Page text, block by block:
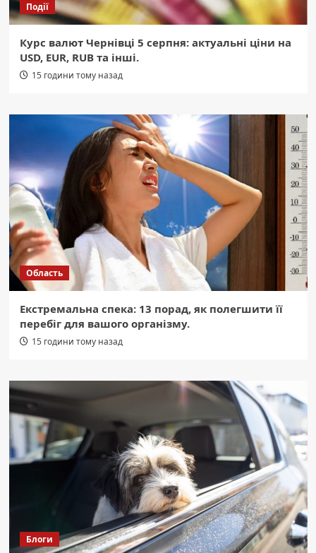
Події
Курс валют Чернівці 5 серпня: актуальні ціни на
USD, EUR, RUB та інші.
15 години тому назад
Область
Екстремальна спека: 13 порад, як полегшити її
перебіг для вашого організму.
15 години тому назад
Блоги